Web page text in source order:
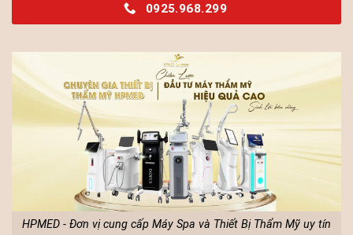
0925.968.299
HPMED - Đơn vị cung cấp Máy Spa và Thiết Bị Thẩm Mỹ uy tín